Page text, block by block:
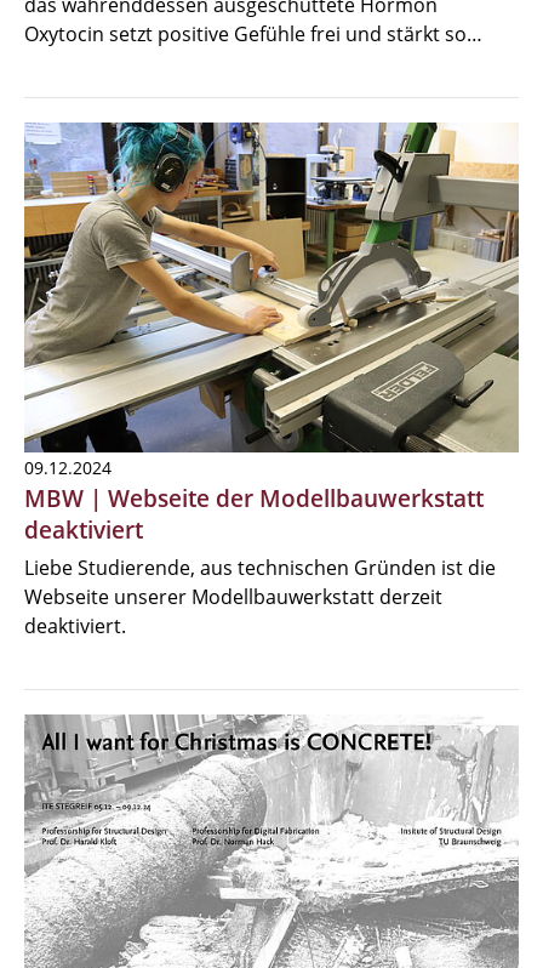
Oxytocin setzt positive Gefühle frei und stärkt so…
09.12.2024
MBW | Webseite der Modellbauwerkstatt
deaktiviert
Liebe Studierende, aus technischen Gründen ist die
Webseite unserer Modellbauwerkstatt derzeit
deaktiviert.